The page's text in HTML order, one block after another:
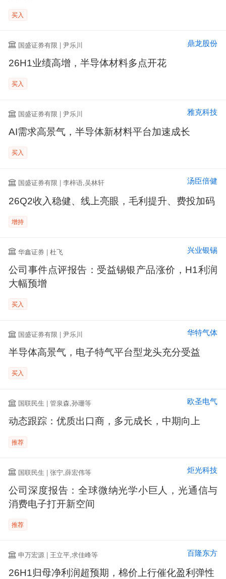
买入
国盛证券有限 | 尹乐川 鼎龙股份
26H1业绩高增，半导体材料多点开花
买入
国盛证券有限 | 尹乐川 雅克科技
AI需求高景气，半导体新材料平台加速成长
买入
国盛证券有限 | 李梓语,吴林轩 汤臣倍健
26Q2收入稳健、线上亮眼，毛利提升、费投加码
增持
华鑫证券 | 杜飞 兴业银锡
公司事件点评报告：受益锡银产品涨价，H1利润
大幅预增
买入
国盛证券有限 | 尹乐川 华特气体
半导体高景气，电子特气平台型龙头充分受益
买入
国联民生 | 管泉森,孙珊等 欧圣电气
动态跟踪：优质出口商，多元成长，中期向上
推荐
国联民生 | 张宁,薛宏伟等 炬光科技
公司深度报告：全球微纳光学小巨人，光通信与
消费电子打开新空间
推荐
申万宏源 | 王立平,求佳峰等 百隆东方
26H1归母净利润超预期，棉价上行催化盈利弹性